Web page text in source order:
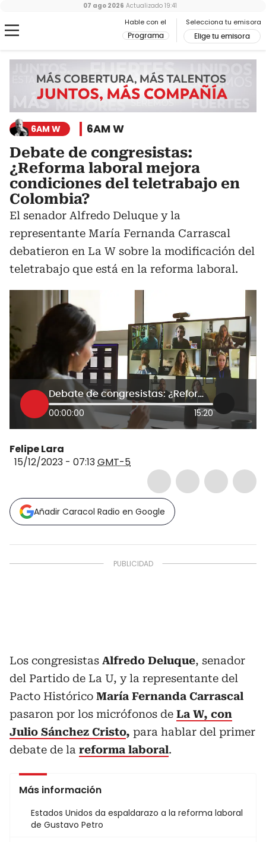
Hable con el
Programa
Selecciona tu emisora
Elige tu emisora
07 ago 2026 Actualizado 19:41
6AM W 6AM W
Debate de congresistas:
¿Reforma laboral mejora
condiciones del teletrabajo en
Colombia?
El senador Alfredo Deluque y la
representante María Fernanda Carrascal
debatieron en La W sobre la modificación del
teletrabajo que está en la reforma laboral.
Debate de congresistas: ¿Reforma laboral mejora condiciones del teletrabajo en Colombia?
00:00:00 15:20
Felipe Lara
15/12/2023 - 07:13GMT-5
Añadir Caracol Radio en Google
Los congresistas Alfredo Deluque, senador
del Partido de La U, y la representante del
Pacto Histórico María Fernanda Carrascal
pasaron por los micrófonos de La W, con
Julio Sánchez Cristo, para hablar del primer
debate de la reforma laboral.
Más información
Estados Unidos da espaldarazo a la reforma laboral
de Gustavo Petro